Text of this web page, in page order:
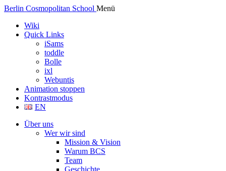
Berlin Cosmopolitan School Menü
Wiki
Quick Links
iSams
toddle
Bolle
ixl
Webuntis
Animation stoppen
Kontrastmodus
EN
Über uns
Wer wir sind
Mission & Vision
Warum BCS
Team
Geschichte